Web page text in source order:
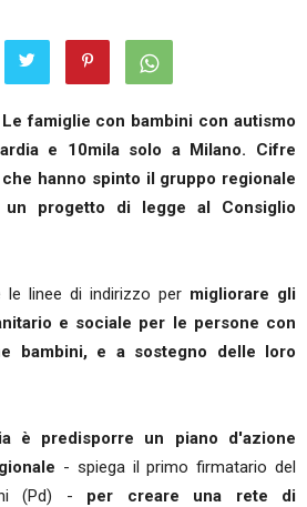
Le famiglie con bambini con autismo
e 10mila solo a Milano.
Cifre
hanno spinto il gruppo regionale
progetto di legge al Consiglio
linee di indirizzo per migliorare gli
e sociale per le persone con
bambini, e a sostegno delle loro
è predisporre un piano d'azione
- spiega il primo firmatario del
(Pd) - per creare una rete di